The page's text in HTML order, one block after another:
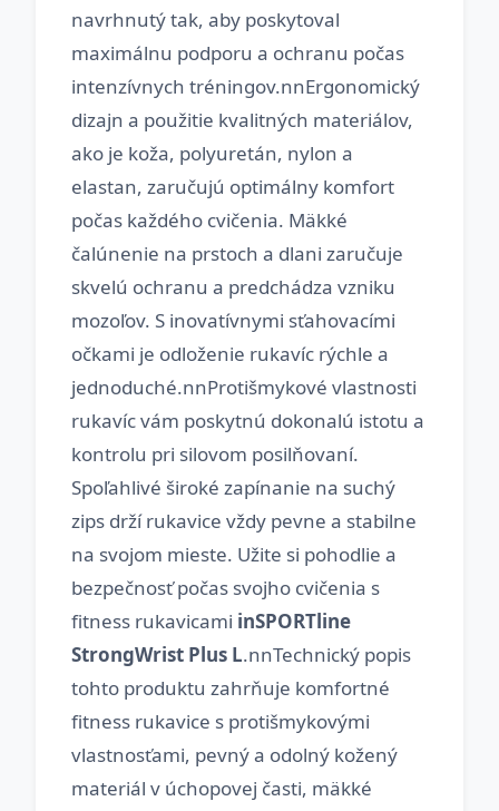
navrhnutý tak, aby poskytoval
maximálnu podporu a ochranu počas
intenzívnych tréningov.nnErgonomický
dizajn a použitie kvalitných materiálov,
ako je koža, polyuretán, nylon a
elastan, zaručujú optimálny komfort
počas každého cvičenia. Mäkké
čalúnenie na prstoch a dlani zaručuje
skvelú ochranu a predchádza vzniku
mozoľov. S inovatívnymi sťahovacími
očkami je odloženie rukavíc rýchle a
jednoduché.nnProtišmykové vlastnosti
rukavíc vám poskytnú dokonalú istotu a
kontrolu pri silovom posilňovaní.
Spoľahlivé široké zapínanie na suchý
zips drží rukavice vždy pevne a stabilne
na svojom mieste. Užite si pohodlie a
bezpečnosť počas svojho cvičenia s
fitness rukavicami inSPORTline
StrongWrist Plus L.nnTechnický popis
tohto produktu zahrňuje komfortné
fitness rukavice s protišmykovými
vlastnosťami, pevný a odolný kožený
materiál v úchopovej časti, mäkké